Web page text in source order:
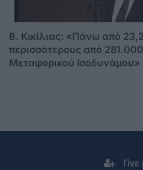
Β. Κικίλιας: «Πάνω από
περισσότερους από
Μεταφορικού Ισοδυνάμου»